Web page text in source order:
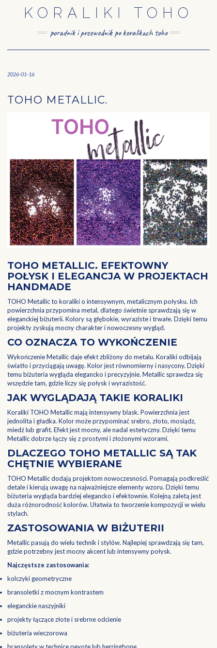
KORALIKI TOHO
poradnik i przewodnik po koralikach toho
2026-01-16
TOHO METALLIC.
TOHO METALLIC. EFEKTOWNY
POŁYSK I ELEGANCJA W PROJEKTACH
HANDMADE
TOHO Metallic to koraliki o intensywnym, metalicznym połysku. Ich
powierzchnia przypomina metal, dlatego świetnie sprawdzają się w
eleganckiej biżuterii. Kolory są głębokie, wyraziste i trwałe. Dzięki temu
projekty zyskują mocny charakter i nowoczesny wygląd.
CO OZNACZA TO WYKOŃCZENIE
Wykończenie Metallic daje efekt zbliżony do metalu. Koraliki odbijają
światło i przyciągają uwagę. Kolor jest równomierny i nasycony. Dzięki
temu biżuteria wygląda elegancko i precyzyjnie. Metallic sprawdza się
wszędzie tam, gdzie liczy się połysk i wyrazistość.
JAK WYGLĄDAJĄ TAKIE KORALIKI
Koraliki TOHO Metallic mają intensywny blask. Powierzchnia jest
jednolita i gładka. Kolor może przypominać srebro, złoto, mosiądz,
miedź lub grafit. Efekt jest mocny, ale nadal estetyczny. Dzięki temu
Metallic dobrze łączy się z prostymi i złożonymi wzorami.
DLACZEGO TOHO METALLIC SĄ TAK
CHĘTNIE WYBIERANE
TOHO Metallic dodają projektom nowoczesności. Pomagają podkreślić
detale i kierują uwagę na najważniejsze elementy wzoru. Dzięki temu
biżuteria wygląda bardziej elegancko i efektownie. Kolejną zaletą jest
duża różnorodność kolorów. Ułatwia to tworzenie kompozycji w wielu
stylach.
ZASTOSOWANIA W BIŻUTERII
Metallic pasują do wielu technik i stylów. Najlepiej sprawdzają się tam,
gdzie potrzebny jest mocny akcent lub intensywny połysk.
Najczęstsze zastosowania:
kolczyki geometryczne
bransoletki z mocnym kontrastem
eleganckie naszyjniki
projekty łączące złote i srebrne odcienie
biżuteria wieczorowa
bransolety w technice peyote lub herringbone